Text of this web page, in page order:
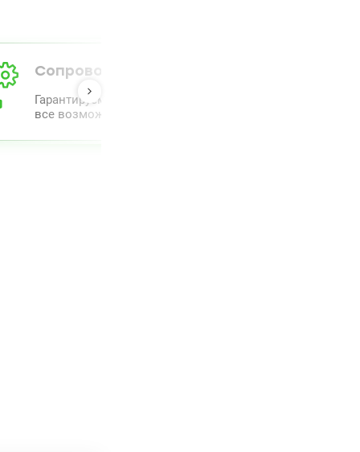
Сопровождение от А до Я
Гарантируем полный комлпекс сопровождения и
все возможное для облегчения процесса.